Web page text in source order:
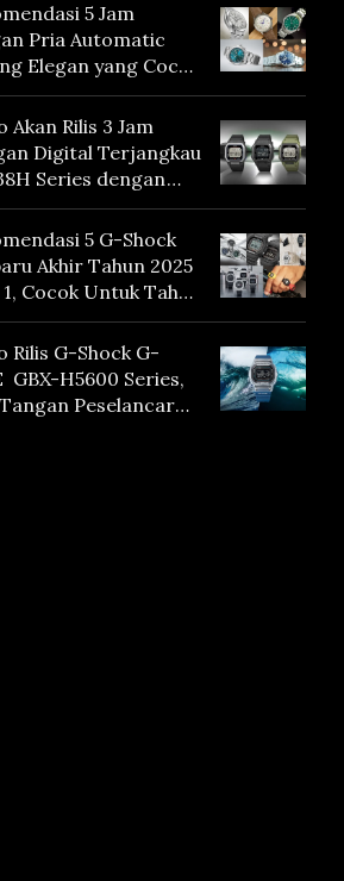
5 Jam
Pria Automatic
Elegan yang Cocok
di 2026
Akan Rilis 3 Jam
Digital Terjangkau
Series dengan
Baterai 10 Tahun
Vibration
5 G-Shock
Akhir Tahun 2025
Cocok Untuk Tahun
Rilis G-Shock G-
GBX-H5600 Series,
Peselancar